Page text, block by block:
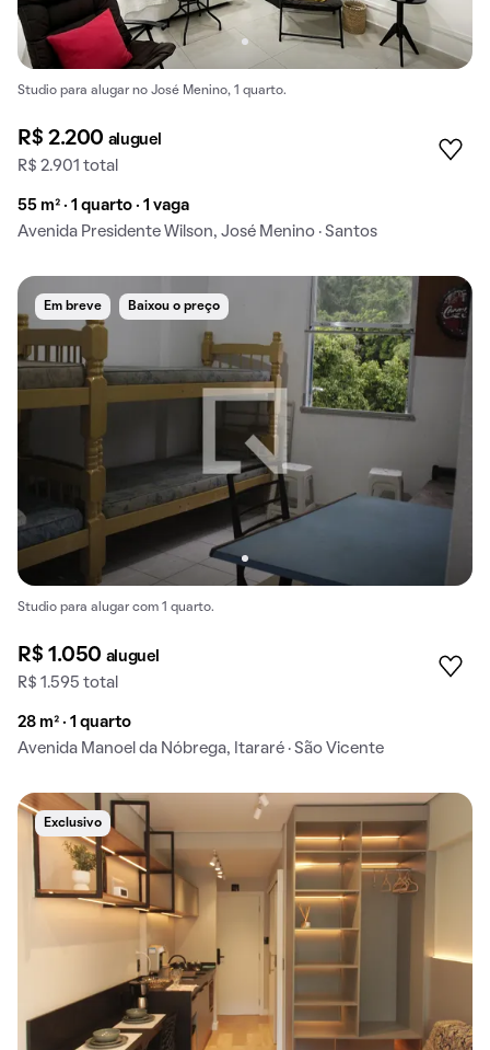
Studio para alugar no José Menino, 1 quarto.
R$ 2.200 aluguel
R$ 2.901 total
55 m² · 1 quarto · 1 vaga
Avenida Presidente Wilson, José Menino · Santos
Em breve Baixou o preço
Studio para alugar com 1 quarto.
R$ 1.050 aluguel
R$ 1.595 total
28 m² · 1 quarto
Avenida Manoel da Nóbrega, Itararé · São Vicente
Exclusivo